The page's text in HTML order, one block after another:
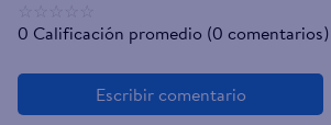
0 Calificación promedio (0 comentarios)